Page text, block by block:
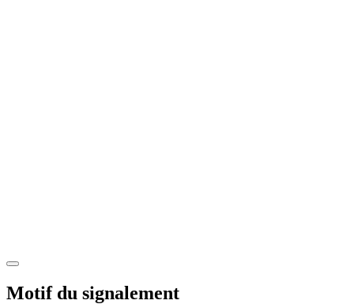
Motif du signalement